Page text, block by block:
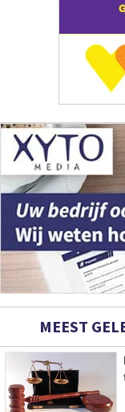
MEEST